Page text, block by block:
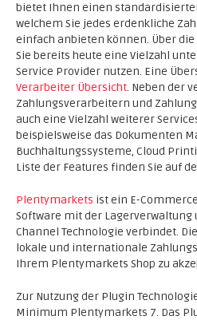
bietet Ihnen einen
welchem Sie jedes erdenkliche
einfach anbieten können. Über
Sie bereits heute eine Vielzahl
Service Provider nutzen. Eine
Verarbeiter Übersicht. Neben der
Zahlungsverarbeitern und
auch eine Vielzahl weiterer
beispielsweise das Dokumenten
Buchhaltungssysteme, Cloud
Liste der Features finden Sie auf
Plentymarkets ist ein E-
Software mit der
Channel Technologie verbindet.
lokale und internationale
Ihrem Plentymarkets Shop zu
Zur Nutzung der Plugin
Minimum Plentymarkets 7. Das